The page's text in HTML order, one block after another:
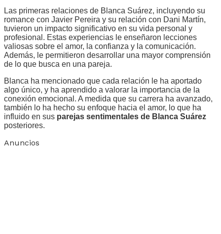
Las primeras relaciones de Blanca Suárez, incluyendo su
romance con Javier Pereira y su relación con Dani Martín,
tuvieron un impacto significativo en su vida personal y
profesional. Estas experiencias le enseñaron lecciones
valiosas sobre el amor, la confianza y la comunicación.
Además, le permitieron desarrollar una mayor comprensión
de lo que busca en una pareja.
Blanca ha mencionado que cada relación le ha aportado
algo único, y ha aprendido a valorar la importancia de la
conexión emocional. A medida que su carrera ha avanzado,
también lo ha hecho su enfoque hacia el amor, lo que ha
influido en sus parejas sentimentales de Blanca Suárez
posteriores.
Anuncios